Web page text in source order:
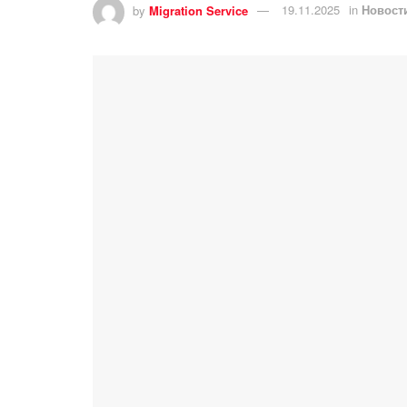
by Migration Service 19.11.2025 in